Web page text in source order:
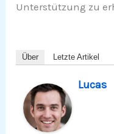
Unterstützung zu
Über Letzte Artikel
Lucas